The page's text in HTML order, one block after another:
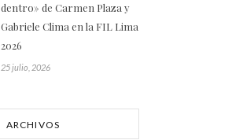
dentro» de Carmen Plaza y
Gabriele Clima en la FIL Lima
2026
25 julio, 2026
ARCHIVOS